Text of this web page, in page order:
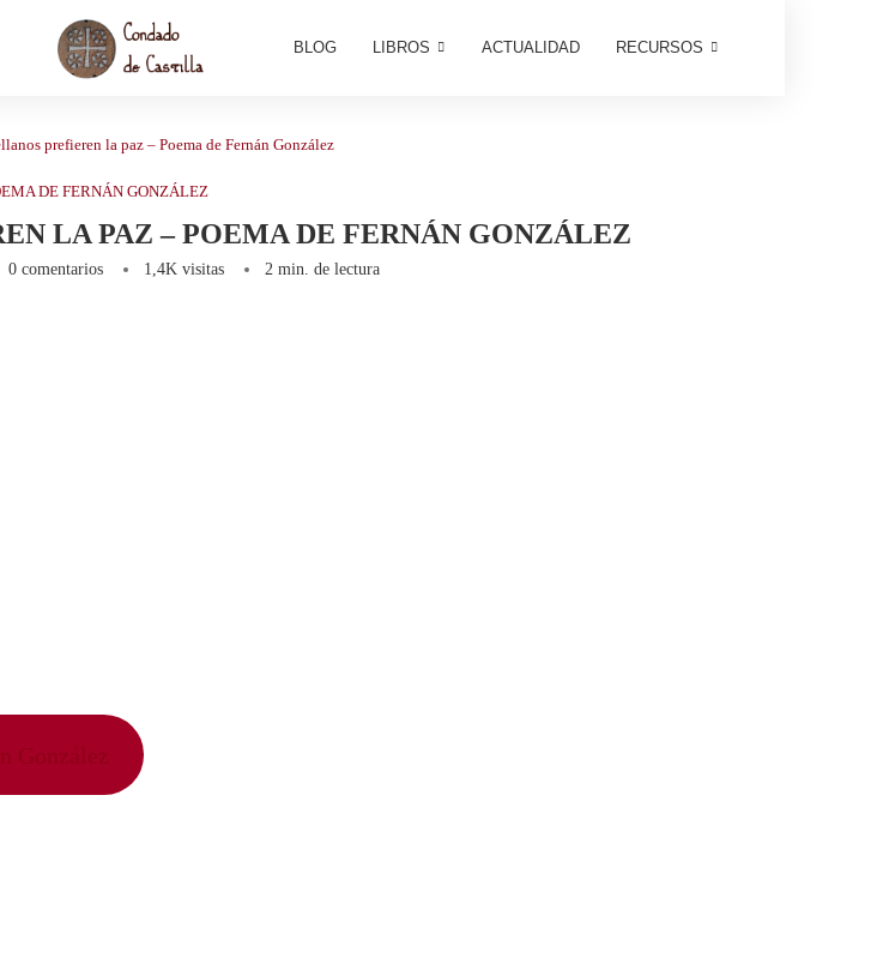
BLOG LIBROS ACTUALIDAD RECURSOS
prefieren la paz – Poema de Fernán González
DE FERNÁN GONZÁLEZ
LA PAZ – POEMA DE FERNÁN GONZÁLEZ
0 comentarios 1,4Kvisitas 2 min. de lectura